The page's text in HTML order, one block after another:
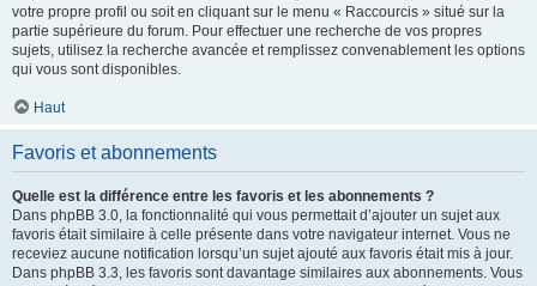
votre propre profil ou soit en cliquant sur le menu « Raccourcis » situé sur la
partie supérieure du forum. Pour effectuer une recherche de vos propres
sujets, utilisez la recherche avancée et remplissez convenablement les options
qui vous sont disponibles.
Haut
Favoris et abonnements
Quelle est la différence entre les favoris et les abonnements ?
Dans phpBB 3.0, la fonctionnalité qui vous permettait d’ajouter un sujet aux
favoris était similaire à celle présente dans votre navigateur internet. Vous ne
receviez aucune notification lorsqu’un sujet ajouté aux favoris était mis à jour.
Dans phpBB 3.3, les favoris sont davantage similaires aux abonnements. Vous